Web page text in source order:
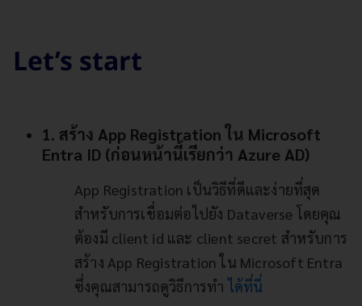
Let’s start
1. สร้าง App Registration ใน Microsoft
Entra ID (ก่อนหน้านี้เรียกว่า Azure AD)
App Registration เป็นวิธีที่ดีและง่ายที่สุด
สำหรับการเชื่อมต่อไปยัง Dataverse โดยคุณ
ต้องมี client id และ client secret สำหรับการ
สร้าง App Registration ใน Microsoft Entra
ซึ่งคุณสามารถดูวิธีการทำ ได้ที่นี่